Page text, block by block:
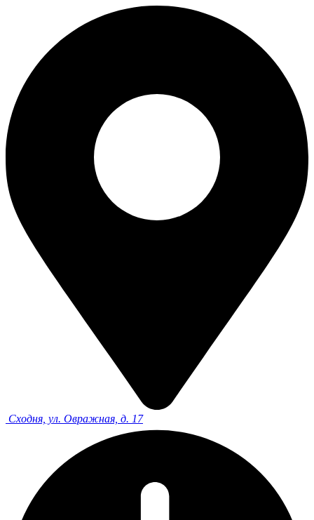
Сходня, ул. Овражная, д. 17